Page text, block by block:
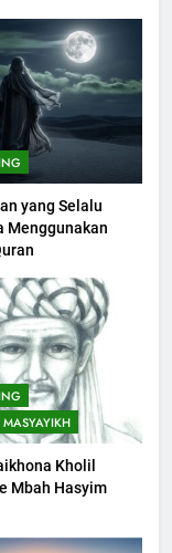
yang Selalu
Menggunakan
Kholil
Mbah Hasyim
di Rumah
Jiwa
Amal